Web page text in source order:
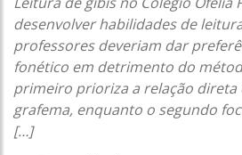
desenvolver habilidades de
professores deveriam dar
fonético em detrimento do
primeiro prioriza a relação direta
grafema, enquanto o segundo
[…]